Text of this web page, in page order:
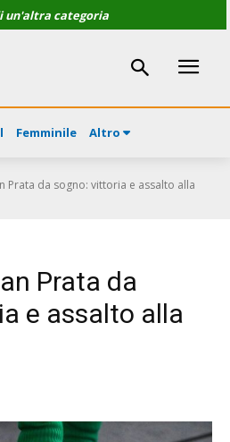
un'altra categoria
Femminile Altro
Prata da sogno: vittoria e assalto alla
Prata da
e assalto alla